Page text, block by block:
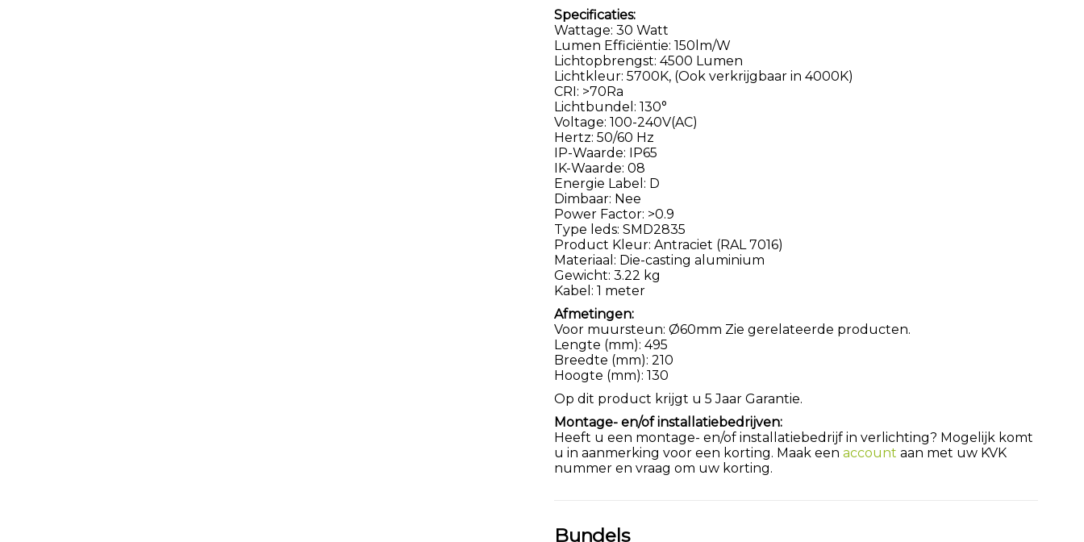
Specificaties:
Wattage: 30 Watt
Lumen Efficiëntie: 150lm/W
Lichtopbrengst: 4500 Lumen
Lichtkleur: 5700K, (Ook verkrijgbaar in 4000K)
CRI: >70Ra
Lichtbundel: 130°
Voltage: 100-240V(AC)
Hertz: 50/60 Hz
IP-Waarde: IP65
IK-Waarde: 08
Energie Label: D
Dimbaar: Nee
Power Factor: >0.9
Type leds: SMD2835
Product Kleur: Antraciet (RAL 7016)
Materiaal: Die-casting aluminium
Gewicht: 3.22 kg
Kabel: 1 meter
Afmetingen:
Voor muursteun: Ø60mm Zie gerelateerde producten.
Lengte (mm): 495
Breedte (mm): 210
Hoogte (mm): 130
Op dit product krijgt u 5 Jaar Garantie.
Montage- en/of installatiebedrijven:
Heeft u een montage- en/of installatiebedrijf in verlichting? Mogelijk komt
u in aanmerking voor een korting. Maak een account aan met uw KVK
nummer en vraag om uw korting.
Bundels